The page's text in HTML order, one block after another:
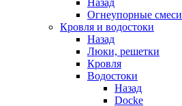
Назад
Огнеупорные смеси
Кровля и водостоки
Назад
Люки, решетки
Кровля
Водостоки
Назад
Docke